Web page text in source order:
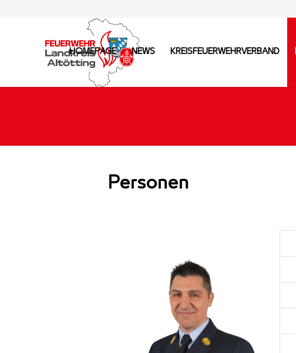
HOMEPAGE NEWS KREISFEUERWEHRVERBAND
Personen